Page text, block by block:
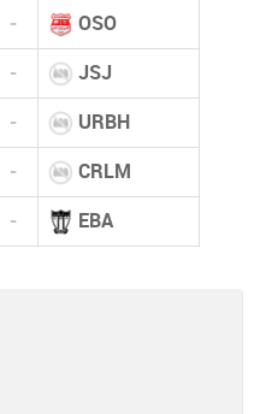
- OSO
- JSJ
- URBH
- CRLM
- EBA